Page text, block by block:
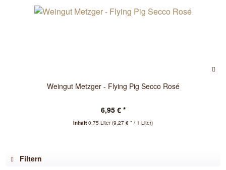
Weingut Metzger - Flying Pig Secco Rosé
6,95 € *
Inhalt 0.75 Liter(9,27 € * / 1 Liter)
Filtern